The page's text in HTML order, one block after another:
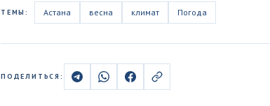
ТЕМЫ: Астана весна климат Погода
ПОДЕЛИТЬСЯ: